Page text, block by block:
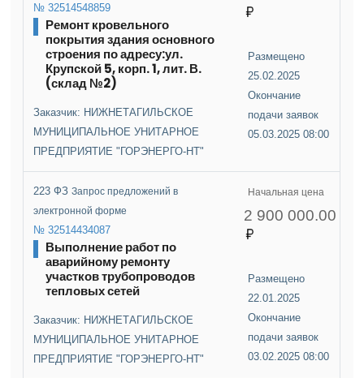
№ 32514548859
Ремонт кровельного
покрытия здания основного
строения по адресу:ул.
Крупской 5, корп. 1, лит. В.
(склад №2)
Заказчик: НИЖНЕТАГИЛЬСКОЕ
МУНИЦИПАЛЬНОЕ УНИТАРНОЕ
ПРЕДПРИЯТИЕ "ГОРЭНЕРГО-НТ"
Размещено
25.02.2025
Окончание
подачи заявок
05.03.2025 08:00
223 ФЗЗапрос предложений в
электронной форме
№ 32514434087
Выполнение работ по
аварийному ремонту
участков трубопроводов
тепловых сетей
Заказчик: НИЖНЕТАГИЛЬСКОЕ
МУНИЦИПАЛЬНОЕ УНИТАРНОЕ
ПРЕДПРИЯТИЕ "ГОРЭНЕРГО-НТ"
Начальная цена
2 900 000.00
Размещено
22.01.2025
Окончание
подачи заявок
03.02.2025 08:00